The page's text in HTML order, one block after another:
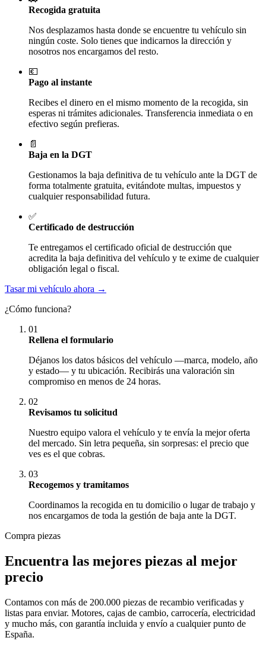
Recogida gratuita
Nos desplazamos hasta donde se encuentre tu vehículo sin
ningún coste. Solo tienes que indicarnos la dirección y
nosotros nos encargamos del resto.
💶
Pago al instante
Recibes el dinero en el mismo momento de la recogida, sin
esperas ni trámites adicionales. Transferencia inmediata o en
efectivo según prefieras.
📄
Baja en la DGT
Gestionamos la baja definitiva de tu vehículo ante la DGT de
forma totalmente gratuita, evitándote multas, impuestos y
cualquier responsabilidad futura.
✅
Certificado de destrucción
Te entregamos el certificado oficial de destrucción que
acredita la baja definitiva del vehículo y te exime de cualquier
obligación legal o fiscal.
Tasar mi vehículo ahora →
¿Cómo funciona?
01
Rellena el formulario
Déjanos los datos básicos del vehículo —marca, modelo, año
y estado— y tu ubicación. Recibirás una valoración sin
compromiso en menos de 24 horas.
02
Revisamos tu solicitud
Nuestro equipo valora el vehículo y te envía la mejor oferta
del mercado. Sin letra pequeña, sin sorpresas: el precio que
ves es el que cobras.
03
Recogemos y tramitamos
Coordinamos la recogida en tu domicilio o lugar de trabajo y
nos encargamos de toda la gestión de baja ante la DGT.
Compra piezas
Encuentra las mejores piezas al mejor
precio
Contamos con más de 200.000 piezas de recambio verificadas y
listas para enviar. Motores, cajas de cambio, carrocería, electricidad
y mucho más, con garantía incluida y envío a cualquier punto de
España.